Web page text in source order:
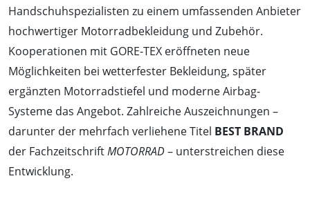
Handschuhspezialisten zu einem umfassenden Anbieter
hochwertiger Motorradbekleidung und Zubehör.
Kooperationen mit GORE-TEX eröffneten neue
Möglichkeiten bei wetterfester Bekleidung, später
ergänzten Motorradstiefel und moderne Airbag-
Systeme das Angebot. Zahlreiche Auszeichnungen –
darunter der mehrfach verliehene Titel BEST BRAND
der FachzeitschriftMOTORRAD– unterstreichen diese
Entwicklung.